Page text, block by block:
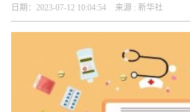
日期：2023-07-12 10:04:54 来源 : 新华社